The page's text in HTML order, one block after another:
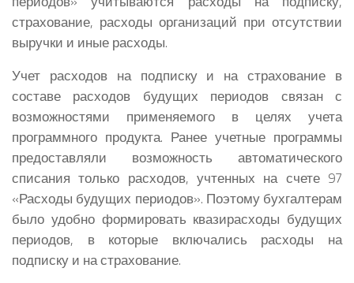
страхование, расходы организаций при отсутствии
выручки и иные расходы.
Учет расходов на подписку и на страхование в
составе расходов будущих периодов связан с
возможностями применяемого в целях учета
программного продукта. Ранее учетные программы
предоставляли возможность автоматического
списания только расходов, учтенных на счете 97
«Расходы будущих периодов». Поэтому бухгалтерам
было удобно формировать квазирасходы будущих
периодов, в которые включались расходы на
подписку и на страхование.